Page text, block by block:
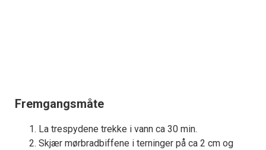
Fremgangsmåte
La trespydene trekke i vann ca 30 min.
Skjær mørbradbiffene i terninger på ca 2 cm og